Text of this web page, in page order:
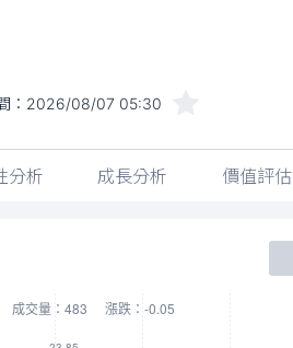
： 2026/08/07 05:30
分析 成長分析 價值評估